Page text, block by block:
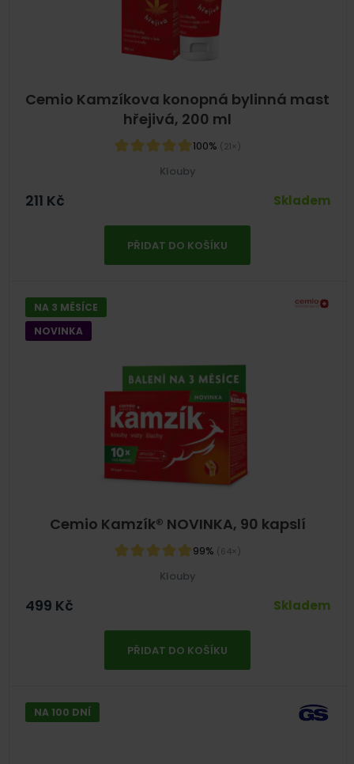
Cemio Kamzíkova konopná bylinná mast
hřejivá, 200 ml
100% (21×)
Klouby
211 Kč Skladem
PŘIDAT DO KOŠÍKU
Cemio Kamzík® NOVINKA, 90 kapslí
99% (64×)
NA 3 MĚSÍCE
NOVINKA
Klouby
499 Kč Skladem
PŘIDAT DO KOŠÍKU
NA 100 DNÍ